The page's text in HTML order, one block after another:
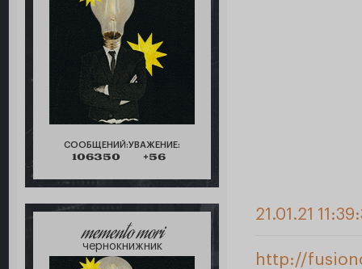
СООБЩЕНИЙ:
106350
УВАЖЕНИЕ:
+56
memento mori
чернокнижник
21.01.21
http://